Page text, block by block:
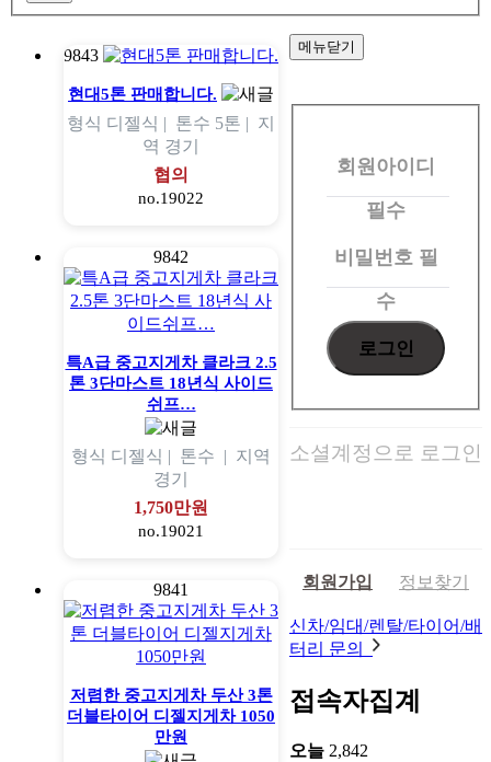
9843
현대5톤 판매합니다.
형식 디젤식 | 톤수 5톤 | 지
역 경기
협의
no.19022
9842
특A급 중고지게차 클라크 2.5
톤 3단마스트 18년식 사이드
쉬프…
형식 디젤식 | 톤수 | 지역
경기
1,750만원
no.19021
9841
저렴한 중고지게차 두산 3톤
더블타이어 디젤지게차 1050
만원
메뉴닫기
회
회원아이디
필수
비밀번호필
수
소셜계정으로 로그인
회원가입 정보찾기
신차/임대/렌탈/타이어/배
터리 문의
접속자집계
오늘 2,842